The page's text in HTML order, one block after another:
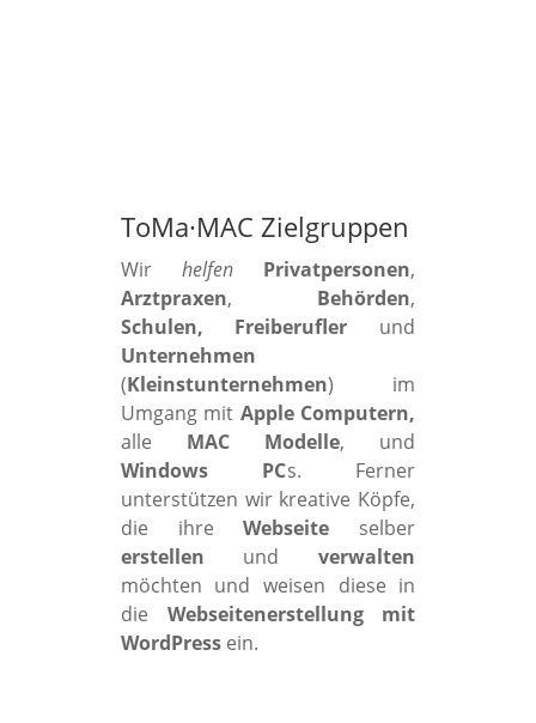
ToMa·MAC Zielgruppen
Wir helfen Privatpersonen,
Arztpraxen, Behörden,
Schulen, Freiberufler und
Unternehmen
(Kleinstunternehmen) im
Umgang mit Apple Computern,
alle MAC Modelle, und
Windows PCs. Ferner
unterstützen wir kreative Köpfe,
die ihreWebseite selber
erstellen undverwalten
möchten und weisen diese in
die Webseitenerstellung mit
WordPressein.